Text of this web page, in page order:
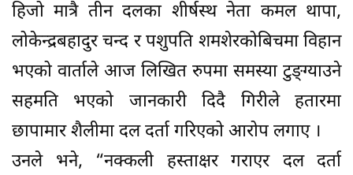
हिजो मात्रै तीन दलका शीर्षस्थ नेता कमल थापा,
लोकेन्द्रबहादुर चन्द र पशुपति शमशेरकोबिचमा विहान
भएको वार्ताले आज लिखित रुपमा समस्या टुङ्ग्याउने
सहमति भएको जानकारी दिदै गिरीले हतारमा
छापामार शैलीमा दल दर्ता गरिएको आरोप लगाए ।
उनले भने, “नक्कली हस्ताक्षर गराएर दल दर्ता